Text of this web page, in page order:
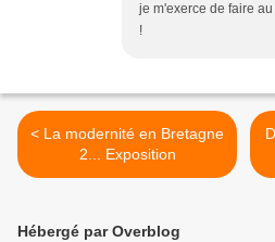
je m'exerce de faire
!
< La modernité en Bretagne
2... Exposition
Hébergé par Overblog